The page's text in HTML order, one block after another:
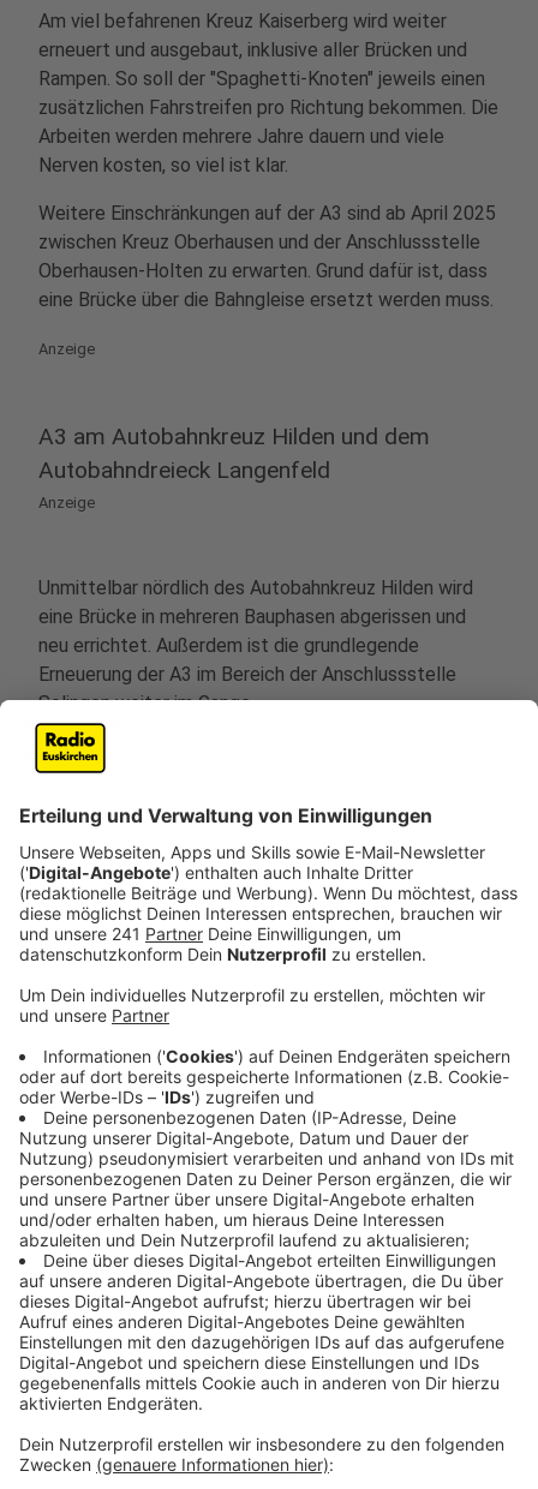
Am viel befahrenen Kreuz Kaiserberg wird weiter
erneuert und ausgebaut, inklusive aller Brücken und
Rampen. So soll der "Spaghetti-Knoten" jeweils einen
zusätzlichen Fahrstreifen pro Richtung bekommen. Die
Arbeiten werden mehrere Jahre dauern und viele
Nerven kosten, so viel ist klar.
Weitere Einschränkungen auf der A3 sind ab April 2025
zwischen Kreuz Oberhausen und der Anschlussstelle
Oberhausen-Holten zu erwarten. Grund dafür ist, dass
eine Brücke über die Bahngleise ersetzt werden muss.
Anzeige
A3 am Autobahnkreuz Hilden und dem
Autobahndreieck Langenfeld
Anzeige
Unmittelbar nördlich des Autobahnkreuz Hilden wird
eine Brücke in mehreren Bauphasen abgerissen und
neu errichtet. Außerdem ist die grundlegende
Erneuerung der A3 im Bereich der Anschlussstelle
Solingen weiter im Gange.
Anzeige
A43 beim Autobahnkreuz Recklinghausen
und der Anschlussstelle Bochum-Riemke
Anzeige
Auf der A43 beim Autobahnkreuz Recklinghausen wird
die Fahrbahn auf sechs Fahrstreifen erweitert. Zudem
werden mehr als 20 Brücken und ein Tunnel neu
gebaut. Auch die Brücke, die über den Rhein-Herne-
Kanal führt, ist nur eingeschränkt tragfähig und daher
für schwere Lastwagen gesperrt. Wie die
Verkehrszentrale Leverkusen mitteilt, fahren dort
täglich knapp 100.000 Fahrzeuge.
Anzeige
A45 bei Lüdenscheid
Anzeige
Der Ersatzneubau Talbrücke Rahmede schreitet voran
- und sorgt regelmäßig für Staus. Der Fernverkehr